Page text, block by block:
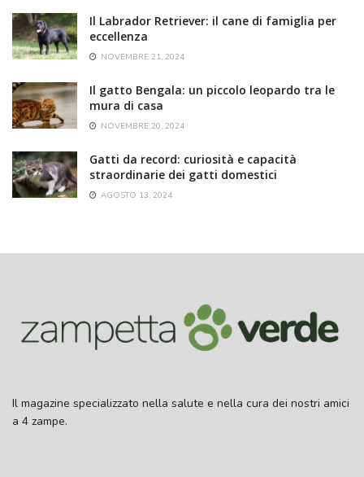
Il Labrador Retriever: il cane di famiglia per
eccellenza
NOVEMBRE 21, 2024
Il gatto Bengala: un piccolo leopardo tra le
mura di casa
NOVEMBRE 20, 2024
Gatti da record: curiosità e capacità
straordinarie dei gatti domestici
AGOSTO 13, 2024
Il magazine specializzato nella salute e nella cura dei nostri amici
a 4 zampe.